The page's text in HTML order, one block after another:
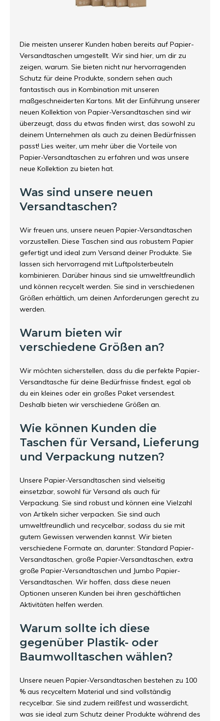
Die meisten unserer Kunden haben bereits auf Papier-
Versandtaschen umgestellt. Wir sind hier, um dir zu
zeigen, warum. Sie bieten nicht nur hervorragenden
Schutz für deine Produkte, sondern sehen auch
fantastisch aus in Kombination mit unseren
maßgeschneiderten Kartons. Mit der Einführung unserer
neuen Kollektion von Papier-Versandtaschen sind wir
überzeugt, dass du etwas finden wirst, das sowohl zu
deinem Unternehmen als auch zu deinen Bedürfnissen
passt! Lies weiter, um mehr über die Vorteile von
Papier-Versandtaschen zu erfahren und was unsere
neue Kollektion zu bieten hat.
Was sind unsere neuen
Versandtaschen?
Wir freuen uns, unsere neuen Papier-Versandtaschen
vorzustellen. Diese Taschen sind aus robustem Papier
gefertigt und ideal zum Versand deiner Produkte. Sie
lassen sich hervorragend mit Luftpolsterbeuteln
kombinieren. Darüber hinaus sind sie umweltfreundlich
und können recycelt werden. Sie sind in verschiedenen
Größen erhältlich, um deinen Anforderungen gerecht zu
werden.
Warum bieten wir
verschiedene Größen an?
Wir möchten sicherstellen, dass du die perfekte Papier-
Versandtasche für deine Bedürfnisse findest, egal ob
du ein kleines oder ein großes Paket versendest.
Deshalb bieten wir verschiedene Größen an.
Wie können Kunden die
Taschen für Versand, Lieferung
und Verpackung nutzen?
Unsere Papier-Versandtaschen sind vielseitig
einsetzbar, sowohl für Versand als auch für
Verpackung. Sie sind robust und können eine Vielzahl
von Artikeln sicher verpacken. Sie sind auch
umweltfreundlich und recycelbar, sodass du sie mit
gutem Gewissen verwenden kannst. Wir bieten
verschiedene Formate an, darunter: Standard Papier-
Versandtaschen, große Papier-Versandtaschen, extra
große Papier-Versandtaschen und Jumbo Papier-
Versandtaschen. Wir hoffen, dass diese neuen
Optionen unseren Kunden bei ihren geschäftlichen
Aktivitäten helfen werden.
Warum sollte ich diese
gegenüber Plastik- oder
Baumwolltaschen wählen?
Unsere neuen Papier-Versandtaschen bestehen zu 100
% aus recyceltem Material und sind vollständig
recycelbar. Sie sind zudem reißfest und wasserdicht,
was sie ideal zum Schutz deiner Produkte während des